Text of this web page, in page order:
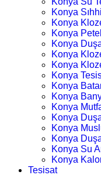
Konya
Konya
Konya
Konya
Konya
Konya
Konya
Konya
Konya
Konya
Konya
Konya
Konya
Konya Su
Konya
Tesisat